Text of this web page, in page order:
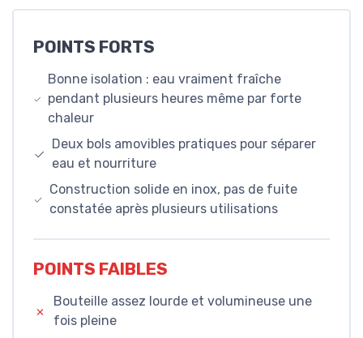
POINTS FORTS
Bonne isolation : eau vraiment fraîche
pendant plusieurs heures même par forte
chaleur
Deux bols amovibles pratiques pour séparer
eau et nourriture
Construction solide en inox, pas de fuite
constatée après plusieurs utilisations
POINTS FAIBLES
Bouteille assez lourde et volumineuse une
fois pleine